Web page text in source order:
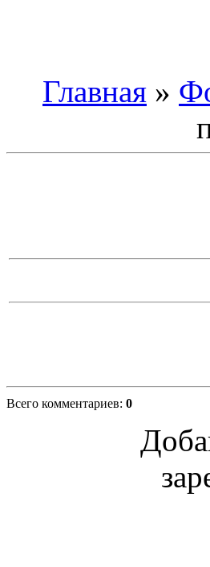
Главная »
Всего комментариев: 0